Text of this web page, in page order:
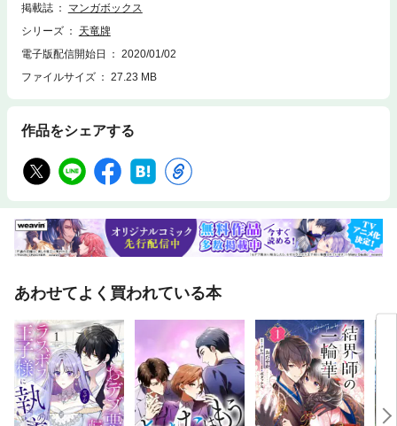
掲載誌
マンガボックス
シリーズ
天竜牌
電子版配信開始日
2020/01/02
ファイルサイズ
27.23 MB
作品をシェアする
あわせてよく買われている本